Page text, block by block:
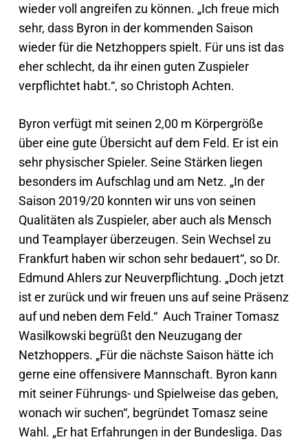
wieder voll angreifen zu können. „Ich freue mich
sehr, dass Byron in der kommenden Saison
wieder für die Netzhoppers spielt. Für uns ist das
eher schlecht, da ihr einen guten Zuspieler
verpflichtet habt.“, so Christoph Achten.
Byron verfügt mit seinen 2,00 m Körpergröße
über eine gute Übersicht auf dem Feld. Er ist ein
sehr physischer Spieler. Seine Stärken liegen
besonders im Aufschlag und am Netz. „In der
Saison 2019/20 konnten wir uns von seinen
Qualitäten als Zuspieler, aber auch als Mensch
und Teamplayer überzeugen. Sein Wechsel zu
Frankfurt haben wir schon sehr bedauert“, so Dr.
Edmund Ahlers zur Neuverpflichtung. „Doch jetzt
ist er zurück und wir freuen uns auf seine Präsenz
auf und neben dem Feld.“ Auch Trainer Tomasz
Wasilkowski begrüßt den Neuzugang der
Netzhoppers. „Für die nächste Saison hätte ich
gerne eine offensivere Mannschaft. Byron kann
mit seiner Führungs- und Spielweise das geben,
wonach wir suchen“, begründet Tomasz seine
Wahl. „Er hat Erfahrungen in der Bundesliga. Das